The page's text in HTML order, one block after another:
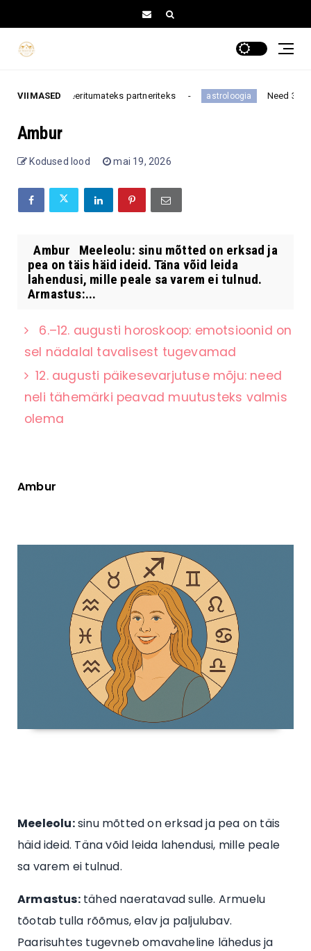
VIIMASED
orienteeritumateks partneriteks astroloogia Need 3
Ambur
Kodused lood mai 19, 2026
Ambur Meeleolu: sinu mõtted on erksad ja
pea on täis häid ideid. Täna võid leida
lahendusi, mille peale sa varem ei tulnud.
Armastus:...
6.–12. augusti horoskoop: emotsioonid on
sel nädalal tavalisest tugevamad
12. augusti päikesevarjutuse mõju: need
neli tähemärki peavad muutusteks valmis
olema
Ambur
Meeleolu:sinu mõtted on erksad ja pea on täis
häid ideid. Täna võid leida lahendusi, mille peale
sa varem ei tulnud.
Armastus:tähed naeratavad sulle. Armuelu
tõotab tulla rõõmus, elav ja paljulubav.
Paarisuhtes tugevneb omavaheline lähedus ja